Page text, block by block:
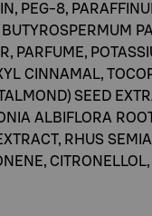
PEG-8,
PARFUME,
CINNAMAL,
SEED
ALBIFLORA
RHUS